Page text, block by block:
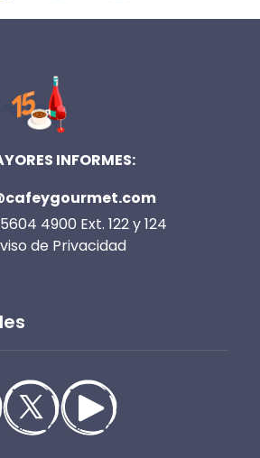
INFORMES:
4900 Ext. 122 y 124
de Privacidad